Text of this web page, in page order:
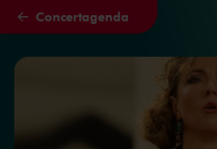
Naar hoofdcontent
Concertagenda